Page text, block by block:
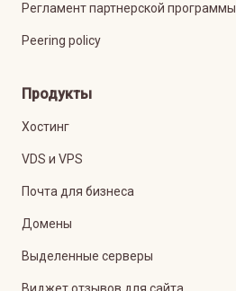
Регламент партнерской программы
Peering policy
Продукты
Хостинг
VDS и VPS
Почта для бизнеса
Домены
Выделенные серверы